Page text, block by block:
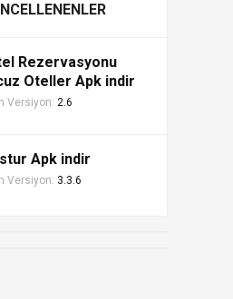
Rezervasyonu
Oteller Apk indir
Versiyon: 2.6
Apk indir
Versiyon: 3.3.6